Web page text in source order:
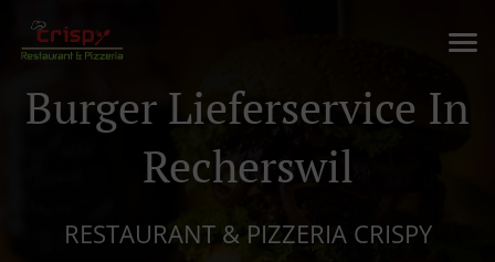
Burger Lieferservice In
Recherswil
RESTAURANT & PIZZERIA CRISPY